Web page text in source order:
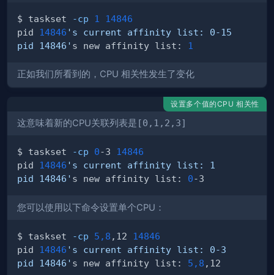
$ taskset -cp 1
14846
pid 14846
pid 14846' s new affinity list: 1
正如我们所看到的，CPU 相关性发生了变化
设置多个值的CPU 相关性
这意味着新的CPU关联列表是 [0,1,2,3]
$ taskset -cp 0-3 14846
pid 14846
pid 14846' s new affinity list: 0
您可以使用以下命令设置单个CPU：
$ taskset -cp 5,8 ,12 14846
pid 14846
pid 14846' s new affinity list: 5,8